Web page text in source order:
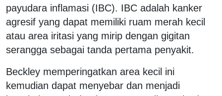
payudara inflamasi (IBC). IBC adalah kanker
agresif yang dapat memiliki ruam merah kecil
atau area iritasi yang mirip dengan gigitan
serangga sebagai tanda pertama penyakit.
Beckley memperingatkan area kecil ini
kemudian dapat menyebar dan menjadi